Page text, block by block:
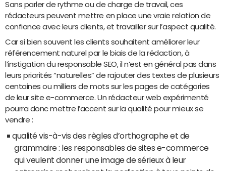
Sans parler de rythme ou de charge de travail, ces
rédacteurs peuvent mettre en place une vraie relation de
confiance avec leurs clients, et travailler sur l’aspect qualité.
Car si bien souvent les clients souhaitent améliorer leur
référencement naturel par le biais de la rédaction, à
l’instigation du responsable SEO, il n’est en général pas dans
leurs priorités “naturelles” de rajouter des textes de plusieurs
centaines ou milliers de mots sur les pages de catégories
de leur site e-commerce. Un rédacteur web expérimenté
pourra donc mettre l’accent sur la qualité pour mieux se
vendre :
qualité vis-à-vis des règles d’orthographe et de
grammaire : les responsables de sites e-commerce
qui veulent donner une image de sérieux à leur